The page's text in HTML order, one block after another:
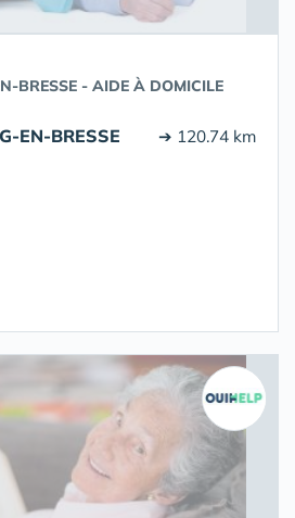
BRESSE - AIDE À DOMICILE
EN-BRESSE ➔ 120.74 km